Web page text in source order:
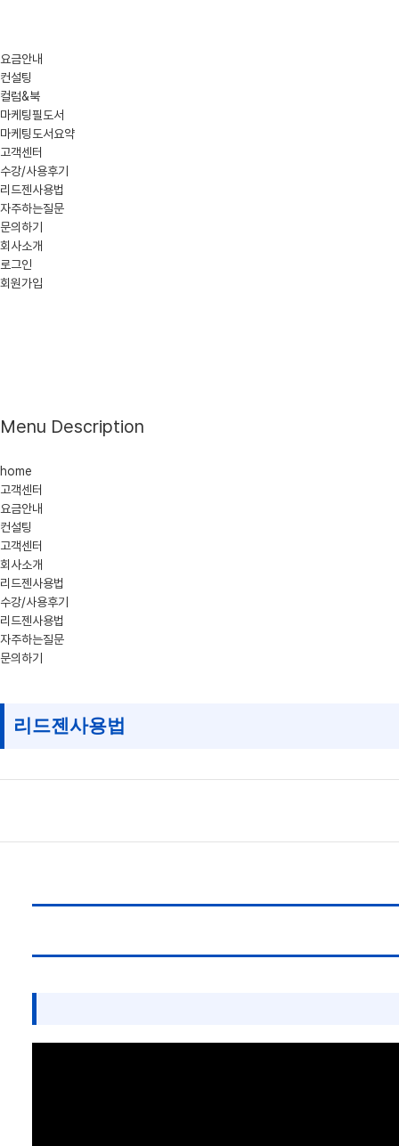
요금안내
컨설팅
컬럼&북
마케팅필도서
마케팅도서요약
고객센터
수강/사용후기
리드젠사용법
자주하는질문
문의하기
회사소개
로그인
회원가입
Menu Description
home
고객센터
요금안내
컨설팅
고객센터
회사소개
리드젠사용법
수강/사용후기
리드젠사용법
자주하는질문
문의하기
리드젠사용법